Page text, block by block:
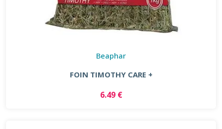
Beaphar
FOIN TIMOTHY CARE +
6.49 €